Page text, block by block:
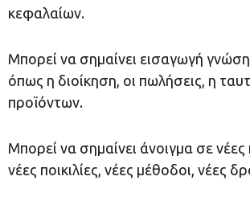
κεφαλαίων.
Μπορεί να σημαίνει εισαγωγή
όπως η διοίκηση, οι πωλήσεις, η
προϊόντων.
Μπορεί να σημαίνει άνοιγμα σε νέες
νέες ποικιλίες, νέες μέθοδοι, νέες